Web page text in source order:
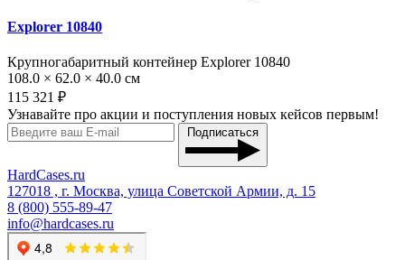
Explorer 10840
Крупногабаритный контейнер Explorer 10840
108.0 × 62.0 × 40.0 см
115 321 ₽
Узнавайте про акции и поступления новых кейсов первым!
Подписаться
HardCases.ru
127018 , г. Москва, улица Советской Армии, д. 15
8 (800) 555-89-47
info@hardcases.ru